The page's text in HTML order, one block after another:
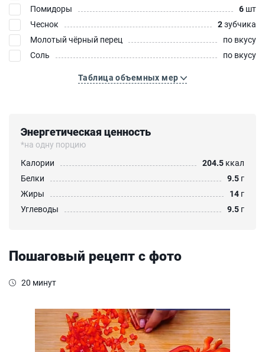
Помидоры
6 шт
Чеснок
2зубчика
Молотый чёрный перец
по вкусу
Соль
по вкусу
Таблица объемных мер
Энергетическая ценность
*на одну порцию
Калории
204.5 ккал
Белки
9.5 г
Жиры
14 г
Углеводы
9.5 г
Пошаговый рецепт с фото
20 минут